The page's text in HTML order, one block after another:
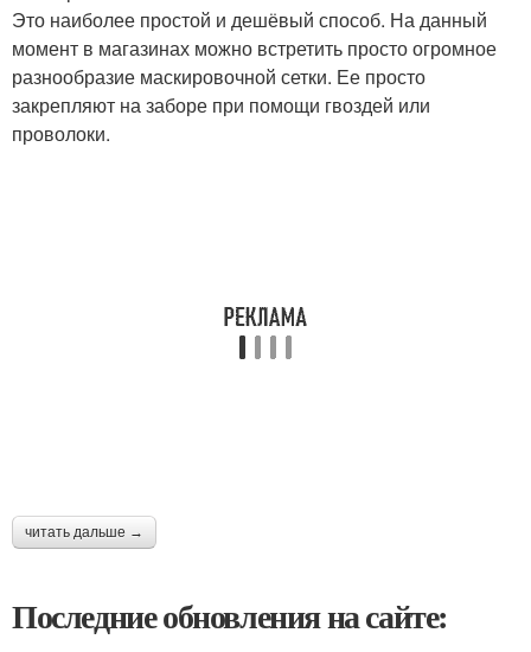
Это наиболее простой и дешёвый способ. На данный
момент в магазинах можно встретить просто огромное
разнообразие маскировочной сетки. Ее просто
закрепляют на заборе при помощи гвоздей или
проволоки.
читать дальше →
Последние обновления на сайте: